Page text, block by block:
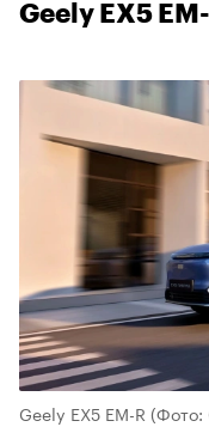
Geely EX5
Geely EX5 EM-R (Фото: